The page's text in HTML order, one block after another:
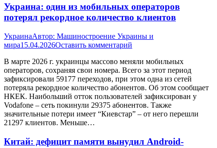
Украина: один из мобильных операторов
потерял рекордное количество клиентов
УкраинаАвтор: Машиностроение Украины и
мира15.04.2026Оставить комментарий
В марте 2026 г. украинцы массово меняли мобильных
операторов, сохраняя свои номера. Всего за этот период
зафиксировали 59177 переходов, при этом одна из сетей
потеряла рекордное количество абонентов. Об этом сообщает
НКЕК. Наибольший отток пользователей зафиксирован у
Vodafone – сеть покинули 29375 абонентов. Также
значительные потери имеет “Киевстар” – от него перешли
21297 клиентов. Меньше…
Китай: дефицит памяти вынудил Android-